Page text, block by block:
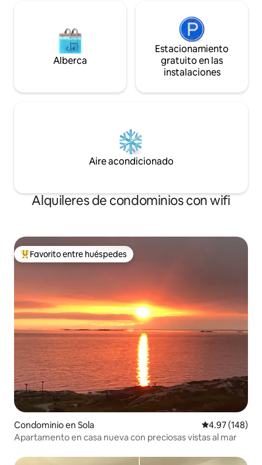
Alberca
Estacionamiento
gratuito en las
instalaciones
Aire acondicionado
Alquileres de condominios con wifi
De los mejores en Favorito entre huéspedes
Favorito entre huéspedes
Condominio en Sola Calificación
4.97 (148)
Apartamento en casa nueva con preciosas vistas al mar